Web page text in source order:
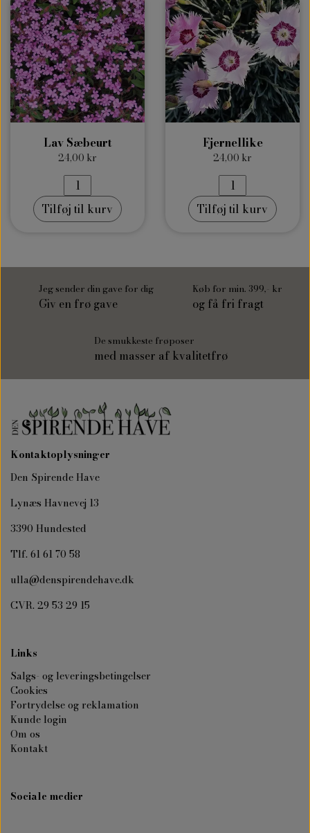
Lav Sæbeurt
24,00 kr
Tilføj til kurv
Fjernellike
24,00 kr
Tilføj til kurv
Jeg sender din gave for dig
Giv en frø gave
Køb for min. 399,- kr
og få fri fragt
De smukkeste frøposer
med masser af kvalitetfrø
Kontaktoplysninger
Den Spirende Have
Lynæs Havnevej 13
3390 Hundested
Tlf. 61 61 70 58
ulla@denspirendehave.dk
CVR. 29 53 29 15
Links
Salgs- og leveringsbetingelser
Cookies
Fortrydelse og reklamation
Kunde login
Om os
Kontakt
Sociale medier